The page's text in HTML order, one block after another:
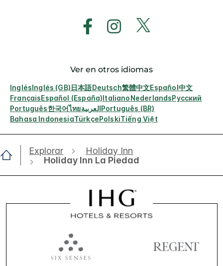
Ver en otros idiomas
InglésInglés (GB)日本語Deutsch繁體中文Español中文
FrançaisEspañol (España)ItalianoNederlandsРусский
Português한국어ไทยالعربيةPortuguês (BR)
Bahasa IndonesiaTürkçePolskiTiếng Việt
Explorar
Holiday Inn
Holiday Inn La Piedad